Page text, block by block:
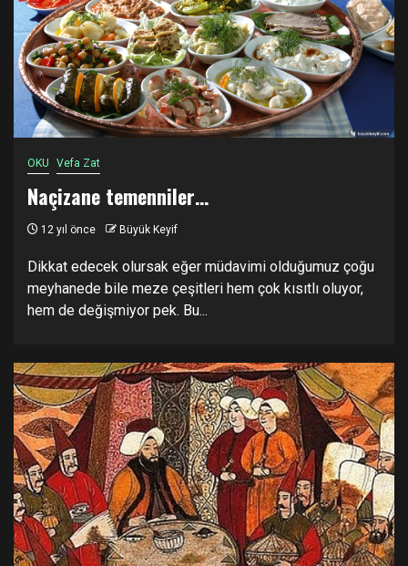
OKU Vefa Zat
Naçizane temenniler…
12 yıl önce Büyük Keyif
Dikkat edecek olursak eğer müdavimi olduğumuz çoğu
meyhanede bile meze çeşitleri hem çok kısıtlı oluyor,
hem de değişmiyor pek. Bu...